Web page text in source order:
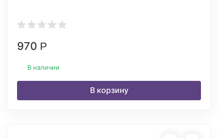
970 Р
В наличии
В корзину